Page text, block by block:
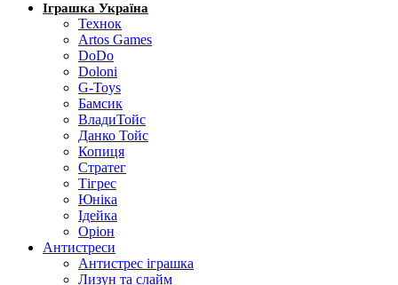
Іграшка Україна
Технок
Artos Games
DoDo
Doloni
G-Toys
Бамсик
ВладиТойс
Данко Тойс
Копиця
Стратег
Тігрес
Юніка
Ідейка
Оріон
Антистреси
Антистрес іграшка
Лизун та слайм